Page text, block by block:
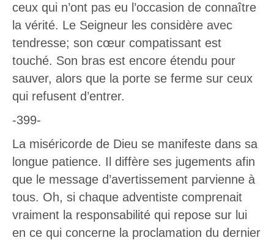
ceux qui n’ont pas eu l’occasion de connaître
la vérité. Le Seigneur les considère avec
tendresse; son cœur compatissant est
touché. Son bras est encore étendu pour
sauver, alors que la porte se ferme sur ceux
qui refusent d’entrer.
-399-
La miséricorde de Dieu se manifeste dans sa
longue patience. Il diffère ses jugements afin
que le message d’avertissement parvienne à
tous. Oh, si chaque adventiste comprenait
vraiment la responsabilité qui repose sur lui
en ce qui concerne la proclamation du dernier